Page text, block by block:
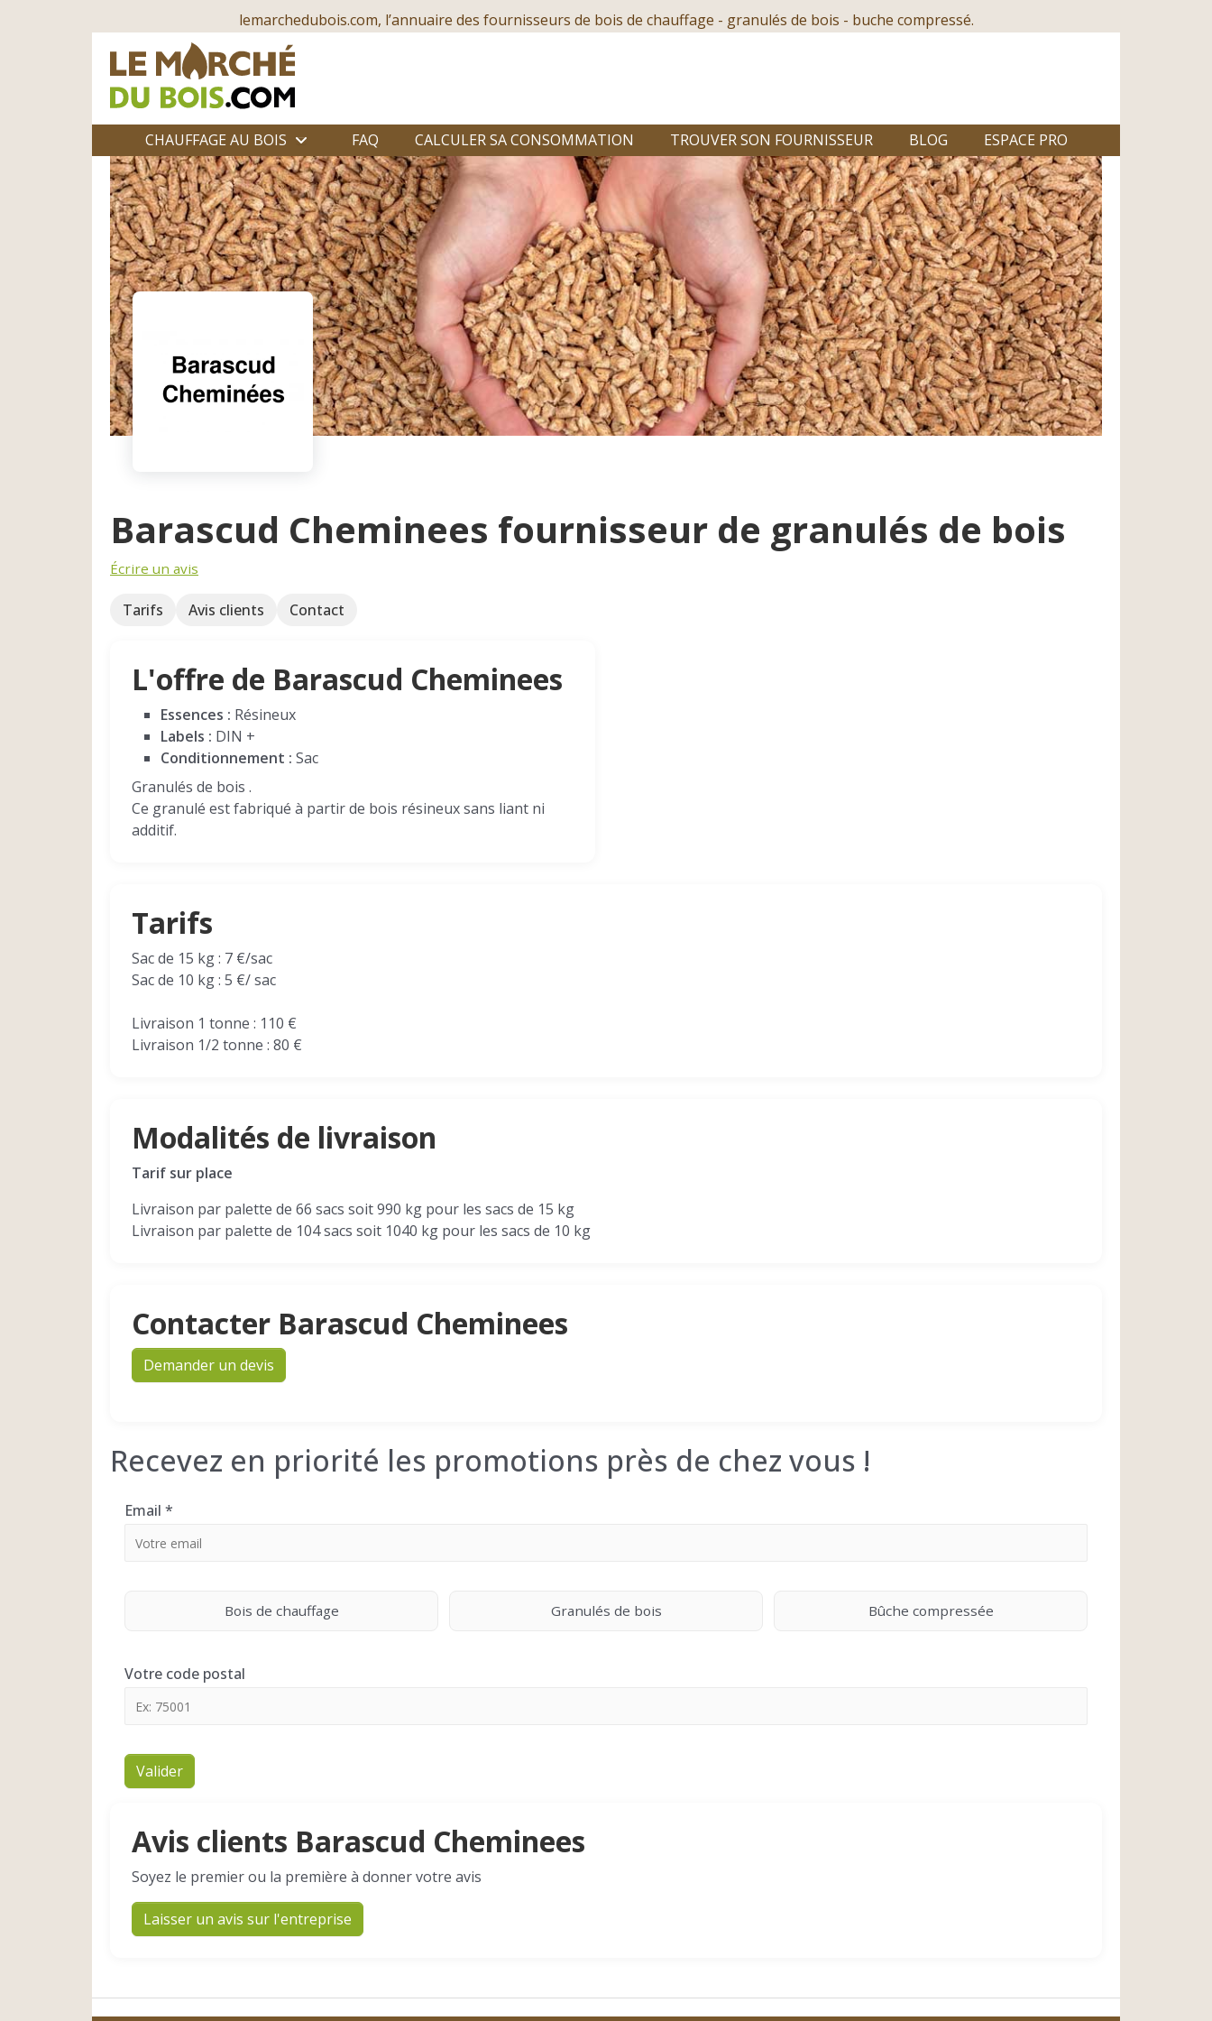
lemarchedubois.com, l’annuaire des fournisseurs de bois de chauffage - granulés de bois - buche compressé.
CHAUFFAGE AU BOIS FAQ CALCULER SA CONSOMMATION TROUVER SON FOURNISSEUR BLOG ESPACE PRO
Barascud Cheminees fournisseur de granulés de bois
Écrire un avis
Tarifs Avis clients Contact
L'offre de Barascud Cheminees
Essences : Résineux
Labels : DIN +
Conditionnement : Sac
Granulés de bois .
Ce granulé est fabriqué à partir de bois résineux sans liant ni
additif.
Tarifs
Sac de 15 kg : 7 €/sac
Sac de 10 kg : 5 €/ sac
Livraison 1 tonne : 110 €
Livraison 1/2 tonne : 80 €
Modalités de livraison
Tarif sur place
Livraison par palette de 66 sacs soit 990 kg pour les sacs de 15 kg
Livraison par palette de 104 sacs soit 1040 kg pour les sacs de 10 kg
Contacter Barascud Cheminees
Demander un devis
Recevez en priorité les promotions près de chez vous !
Email *
Bois de chauffage Granulés de bois Bûche compressée
Votre code postal
Valider
Avis clients Barascud Cheminees
Soyez le premier ou la première à donner votre avis
Laisser un avis sur l'entreprise